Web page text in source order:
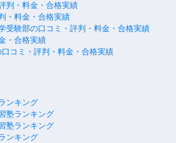
判・料金・合格実績
・料金・合格実績
受験部の口コミ・評判・料金・合格実績
・合格実績
コミ・評判・料金・合格実績
ンキング
塾ランキング
塾ランキング
ンキング